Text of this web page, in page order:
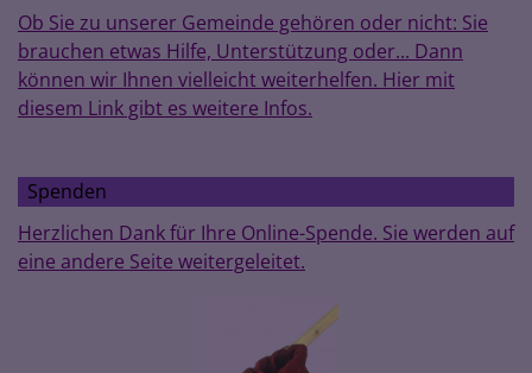
Ob Sie zu unserer Gemeinde gehören oder nicht: Sie
brauchen etwas Hilfe, Unterstützung oder... Dann
können wir Ihnen vielleicht weiterhelfen. Hier mit
diesem Link gibt es weitere Infos.
Spenden
Herzlichen Dank für Ihre Online-Spende. Sie werden auf
eine andere Seite weitergeleitet.